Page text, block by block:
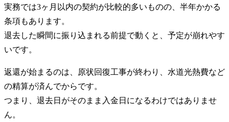
実務では3ヶ月以内の契約が比較的多いものの、半年かかる
条項もあります。
退去した瞬間に振り込まれる前提で動くと、予定が崩れやす
いです。
返還が始まるのは、原状回復工事が終わり、水道光熱費など
の精算が済んでからです。
つまり、退去日がそのまま入金日になるわけではありませ
ん。